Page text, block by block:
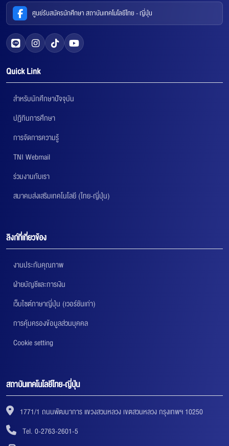
ศูนย์รับสมัครนักศึกษา สถาบันเทคโนโลยีไทย - ญี่ปุ่น
Quick Link
สำหรับนักศึกษาปัจจุบัน
ปฏิทินการศึกษา
การจัดการความรู้
TNI Webmail
ร่วมงานกับเรา
สมาคมส่งเสริมเทคโนโลยี (ไทย-ญี่ปุ่น)
ลิงก์ที่เกี่ยวข้อง
งานประกันคุณภาพ
ฝ่ายบัญชีและการเงิน
เว็บไซต์ภาษาญี่ปุ่น (เวอร์ชันเก่า)
การคุ้มครองข้อมูลส่วนบุคคล
Cookie setting
สถาบันเทคโนโลยีไทย-ญี่ปุ่น
1771/1 ถนนพัฒนาการ แขวงสวนหลวง เขตสวนหลวง กรุงเทพฯ 10250
Tel. 0-2763-2601-5